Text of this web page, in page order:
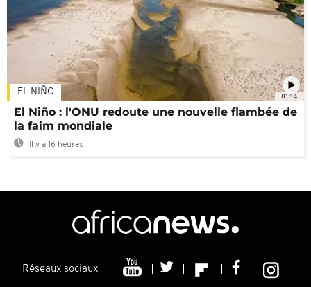
01:14
EL NIÑO
El Niño : l'ONU redoute une nouvelle flambée de
la faim mondiale
Il y a 16 heures
Réseaux sociaux